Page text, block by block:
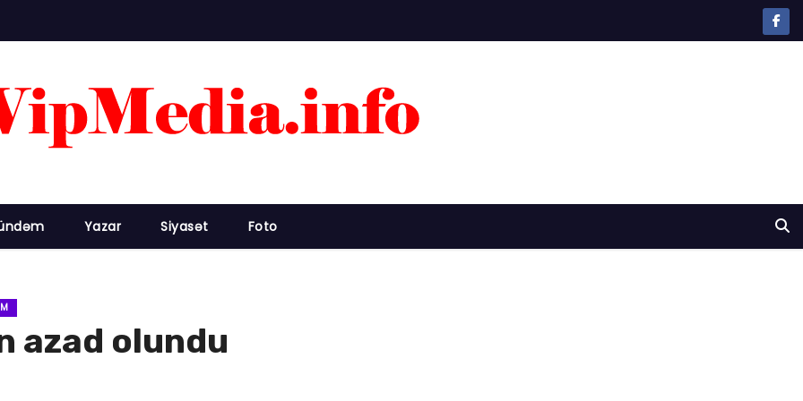
Yazar Siyasət Foto
azad olundu